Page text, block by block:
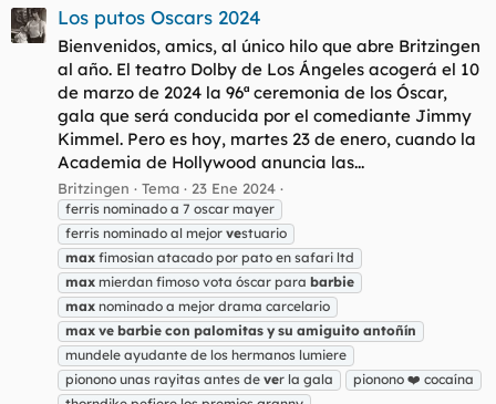
Los putos Oscars 2024
Bienvenidos, amics, al único hilo que abre Britzingen
al año. El teatro Dolby de Los Ángeles acogerá el 10
de marzo de 2024 la 96ª ceremonia de los Óscar,
gala que será conducida por el comediante Jimmy
Kimmel. Pero es hoy, martes 23 de enero, cuando la
Academia de Hollywood anuncia las...
Britzingen Tema 23 Ene 2024
ferris nominado a 7 oscar mayer
ferris nominado al mejor vestuario
max fimosian atacado por pato en safari ltd
max mierdan fimoso vota óscar para barbie
max nominado a mejor drama carcelario
max ve barbie con palomitas y su amiguito antoñín
mundele ayudante de los hermanos lumiere
pionono unas rayitas antes de ver la gala
pionono ❤️ cocaína